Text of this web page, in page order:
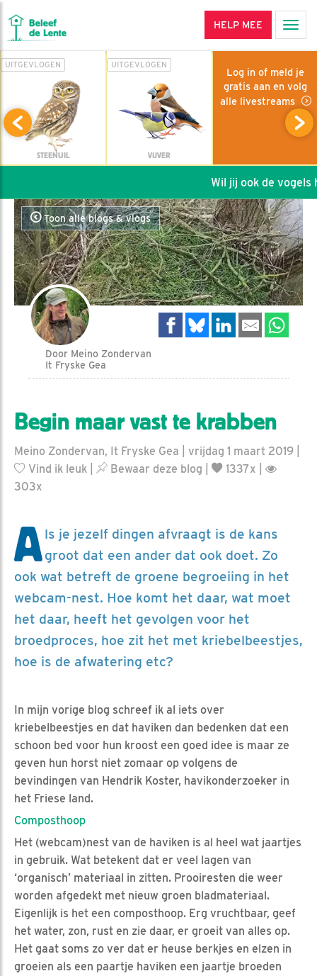
HELP MEE
UITGEVLOGEN
STEENUIL
UITGEVLOGEN
VIJVER
Log in of meld je
gratis aan en volg
alle livestreams
Wil jij ook de vogels
Toon alle blogs & vlogs
Door Meino Zondervan
It Fryske Gea
Begin maar vast te krabben
Meino Zondervan, It Fryske Gea | vrijdag 1 maart 2019 |
Vind ik leuk
Bewaar deze blog
1337x |
303x
Als je jezelf dingen afvraagt is de kans
groot dat een ander dat ook doet. Zo
ook wat betreft de groene begroeiing in het
webcam-nest. Hoe komt het daar, wat moet
het daar, heeft het gevolgen voor het
broedproces, hoe zit het met kriebelbeestjes,
hoe is de afwatering etc?
In mijn vorige blog schreef ik al iets over
kriebelbeestjes en dat haviken dan bedenken dat een
schoon bed voor hun kroost een goed idee is maar ze
geven hun horst niet zomaar op volgens de
bevindingen van Hendrik Koster, havikonderzoeker in
het Friese land.
Composthoop
Het (webcam)nest van de haviken is al heel wat jaartjes
in gebruik. Wat betekent dat er veel lagen van
‘organisch’ materiaal in zitten. Prooiresten die weer
worden afgedekt met nieuw groen bladmateriaal.
Eigenlijk is het een composthoop. Erg vruchtbaar, geef
het water, zon, rust en zie daar, er groeit van alles op.
Het gaat soms zo ver dat er heuse berkjes en elzen in
groeien als een paartje haviken een jaartje broeden